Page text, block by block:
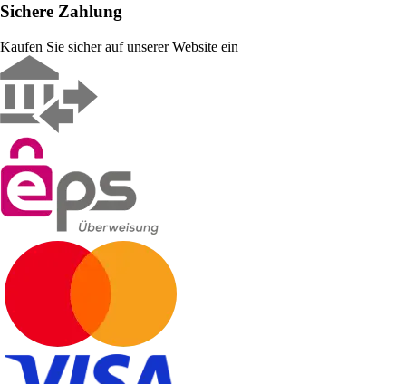
Sichere Zahlung
Kaufen Sie sicher auf unserer Website ein